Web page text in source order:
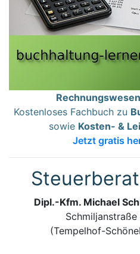
Kostenloses Fachbuch zu
sowie Kosten- &
Jetzt gratis
Dipl.-Kfm. Michael
Schmiljanstraße
(Tempelhof-